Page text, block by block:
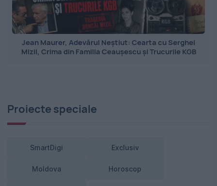
Jean Maurer, Adevărul Neștiut: Cearta cu Serghei
Mizil, Crima din Familia Ceaușescu și Trucurile KGB
Proiecte speciale
SmartDigi Exclusiv
Moldova Horoscop